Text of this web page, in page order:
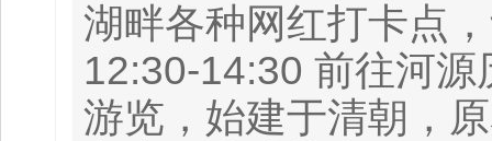
湖畔各种网红打卡点
12:30-14:30 前往河
游览，始建于清朝，